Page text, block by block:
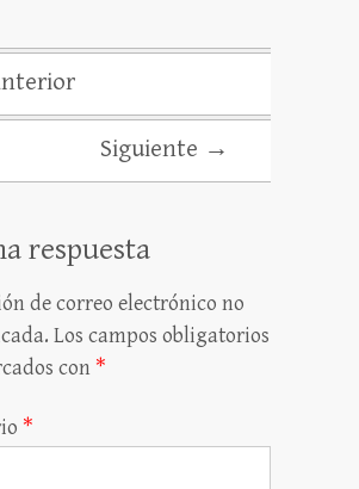
Siguiente →
respuesta
de correo electrónico no
Los campos obligatorios
con *
*